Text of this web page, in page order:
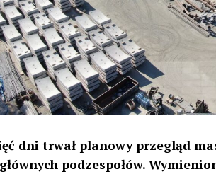
dni trwał planowy przegląd
podzespołów.